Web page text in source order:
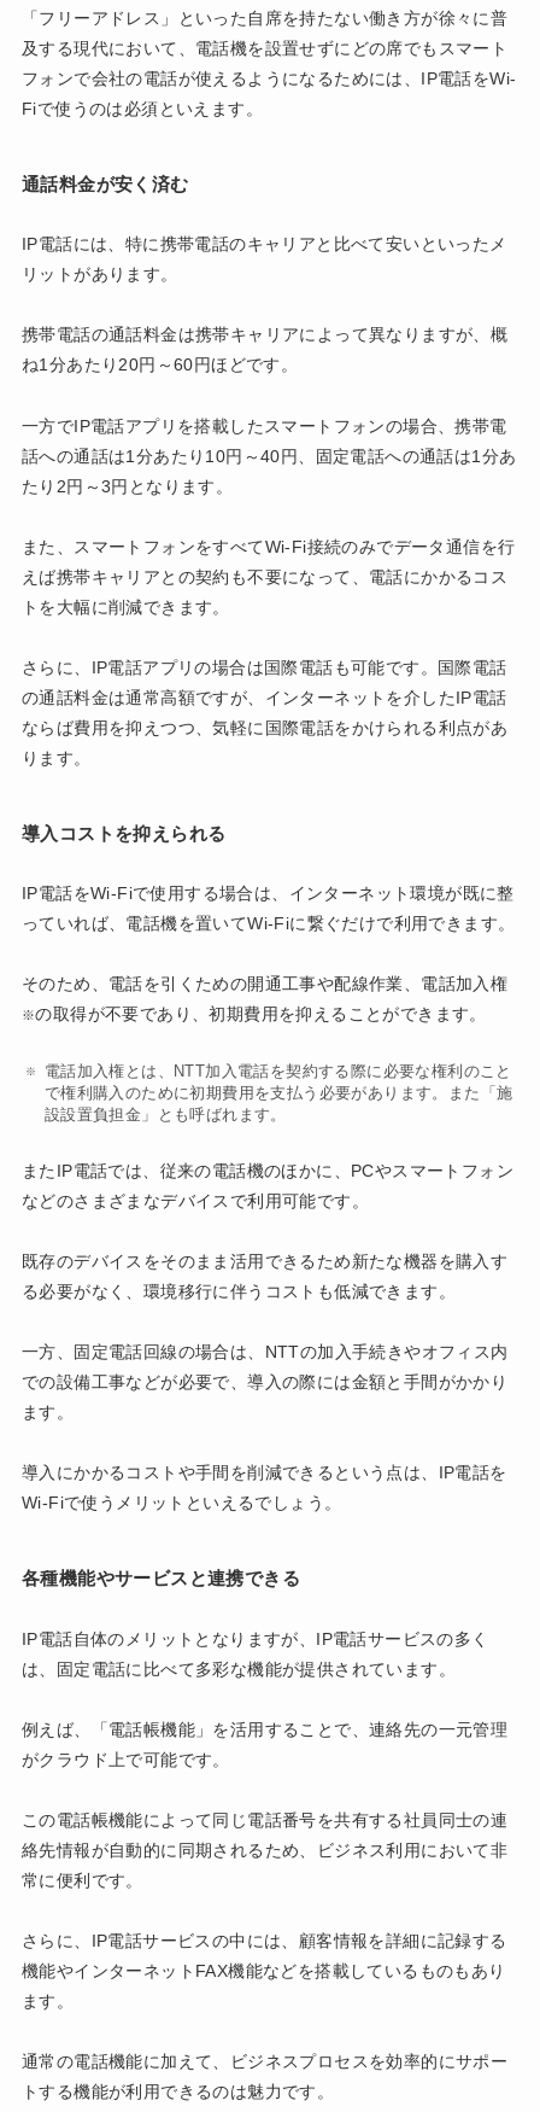
「フリーアドレス」といった自席を持たない働き方が徐々に普
及する現代において、電話機を設置せずにどの席でもスマート
フォンで会社の電話が使えるようになるためには、IP電話をWi-
Fiで使うのは必須といえます。
通話料金が安く済む
IP電話には、特に携帯電話のキャリアと比べて安いといったメ
リットがあります。
携帯電話の通話料金は携帯キャリアによって異なりますが、概
ね1分あたり20円～60円ほどです。
一方でIP電話アプリを搭載したスマートフォンの場合、携帯電
話への通話は1分あたり10円～40円、固定電話への通話は1分あ
たり2円～3円となります。
また、スマートフォンをすべてWi-Fi接続のみでデータ通信を行
えば携帯キャリアとの契約も不要になって、電話にかかるコス
トを大幅に削減できます。
さらに、IP電話アプリの場合は国際電話も可能です。国際電話
の通話料金は通常高額ですが、インターネットを介したIP電話
ならば費用を抑えつつ、気軽に国際電話をかけられる利点があ
ります。
導入コストを抑えられる
IP電話をWi-Fiで使用する場合は、インターネット環境が既に整
っていれば、電話機を置いてWi-Fiに繋ぐだけで利用できます。
そのため、電話を引くための開通工事や配線作業、電話加入権
※の取得が不要であり、初期費用を抑えることができます。
電話加入権とは、NTT加入電話を契約する際に必要な権利のこと
で権利購入のために初期費用を支払う必要があります。また「施
設設置負担金」とも呼ばれます。
またIP電話では、従来の電話機のほかに、PCやスマートフォン
などのさまざまなデバイスで利用可能です。
既存のデバイスをそのまま活用できるため新たな機器を購入す
る必要がなく、環境移行に伴うコストも低減できます。
一方、固定電話回線の場合は、NTTの加入手続きやオフィス内
での設備工事などが必要で、導入の際には金額と手間がかかり
ます。
導入にかかるコストや手間を削減できるという点は、IP電話を
Wi-Fiで使うメリットといえるでしょう。
各種機能やサービスと連携できる
IP電話自体のメリットとなりますが、IP電話サービスの多く
は、固定電話に比べて多彩な機能が提供されています。
例えば、「電話帳機能」を活用することで、連絡先の一元管理
がクラウド上で可能です。
この電話帳機能によって同じ電話番号を共有する社員同士の連
絡先情報が自動的に同期されるため、ビジネス利用において非
常に便利です。
さらに、IP電話サービスの中には、顧客情報を詳細に記録する
機能やインターネットFAX機能などを搭載しているものもあり
ます。
通常の電話機能に加えて、ビジネスプロセスを効率的にサポー
トする機能が利用できるのは魅力です。